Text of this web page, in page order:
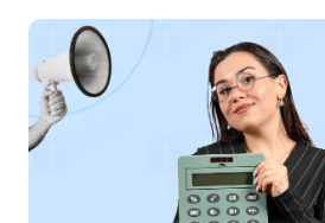
Водночас після усунення
оперативно подати заяву та
ліцензію